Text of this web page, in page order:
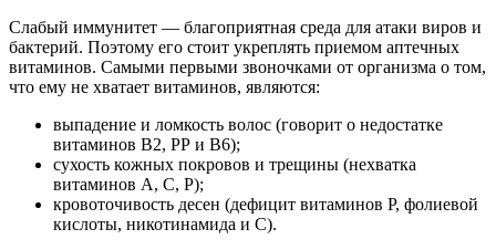
Слабый иммунитет — благоприятная среда для атаки виров и
бактерий. Поэтому его стоит укреплять приемом аптечных
витаминов. Самыми первыми звоночками от организма о том,
что ему не хватает витаминов, являются:
выпадение и ломкость волос (говорит о недостатке
витаминов В2, РР и В6);
сухость кожных покровов и трещины (нехватка
витаминов А, С, Р);
кровоточивость десен (дефицит витаминов Р, фолиевой
кислоты, никотинамида и С).